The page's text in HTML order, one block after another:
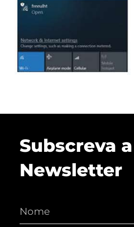
Subscreva a
Newsletter